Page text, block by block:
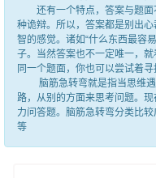
还有一个特点，答案与题面
种诡辩。所以，答案都是别出
智的感觉。诸如“什么东西最容
子。当然答案也不一定唯一，
同一个题面，你也可以尝试着
脑筋急转弯就是指当思维遇
路，从别的方面来思考问题。
力问答题。脑筋急转弯分类比
等